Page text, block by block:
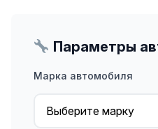
Параметры
Марка автомобиля